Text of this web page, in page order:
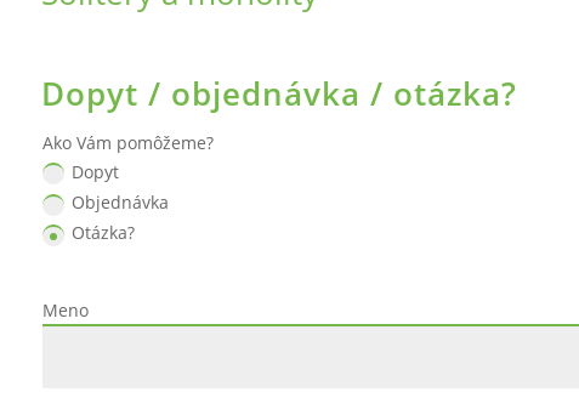
Dopyt / objednávka / otázka?
Ako Vám pomôžeme?
Dopyt
Objednávka
Otázka?
Meno